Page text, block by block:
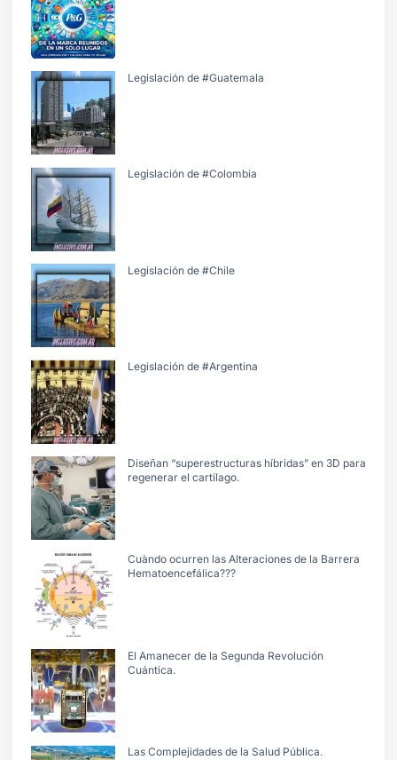
Legislación de #Guatemala
Legislación de #Colombia
Legislación de #Chile
Legislación de #Argentina
Diseñan “superestructuras híbridas” en 3D para
regenerar el cartílago.
Cuàndo ocurren las Alteraciones de la Barrera
Hematoencefálica???
El Amanecer de la Segunda Revolución
Cuántica.
Las Complejidades de la Salud Pública.